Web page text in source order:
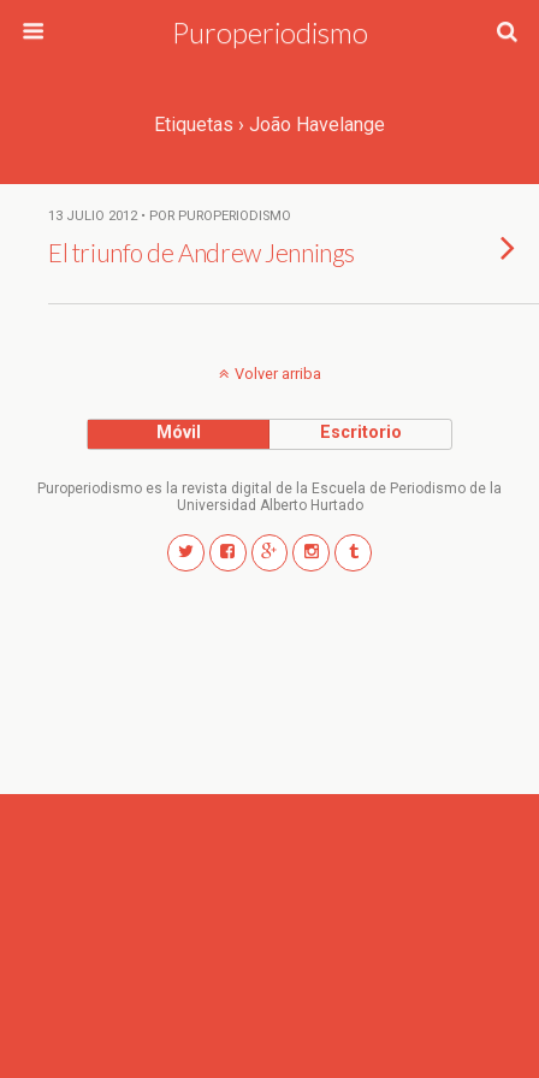
Puroperiodismo
Etiquetas › João Havelange
13 JULIO 2012 • POR PUROPERIODISMO
El triunfo de Andrew Jennings
Volver arriba
Móvil Escritorio
Puroperiodismo es la revista digital de la Escuela de Periodismo de la
Universidad Alberto Hurtado